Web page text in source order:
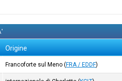
Origine
Francoforte sul Meno (FRA / EDDF)